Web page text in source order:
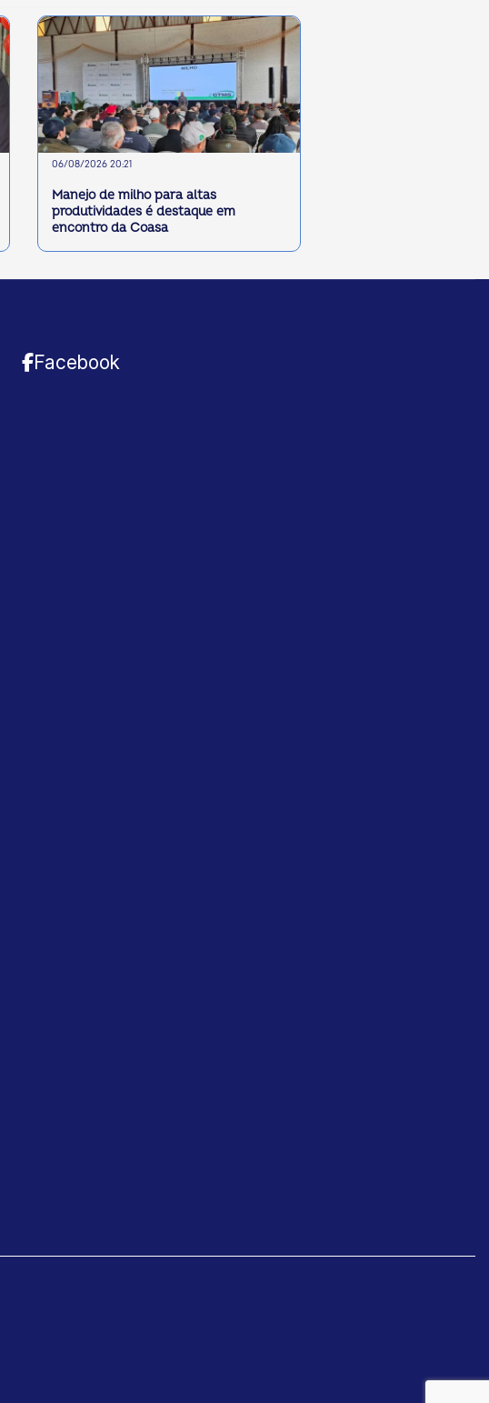
06/08/2026 20:21
Manejo de milho para altas
produtividades é destaque em
encontro da Coasa
Facebook